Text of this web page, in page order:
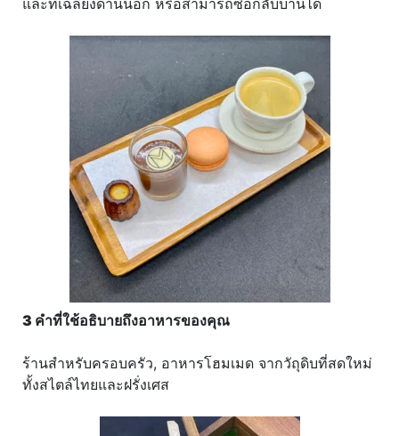
3 คำที่ใช้อธิบายถึงอาหารของคุณ
ร้านสำหรับครอบครัว, อาหารโฮมเมด จากวัถุดิบที่สดใหม่
ทั้งสไตล์ไทยและฝรั่งเศส